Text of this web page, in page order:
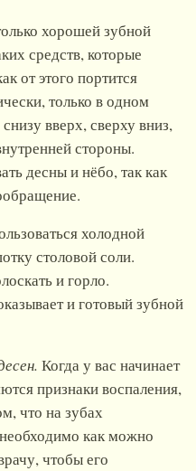
хорошей зубной
средств, которые
от этого портится
только в одном
вверх, сверху вниз,
стороны.
десны и нёбо, так как
холодной
столовой соли.
и горло.
и готовый зубной
Когда у вас начинает
признаки воспаления,
что на зубах
как можно
чтобы его